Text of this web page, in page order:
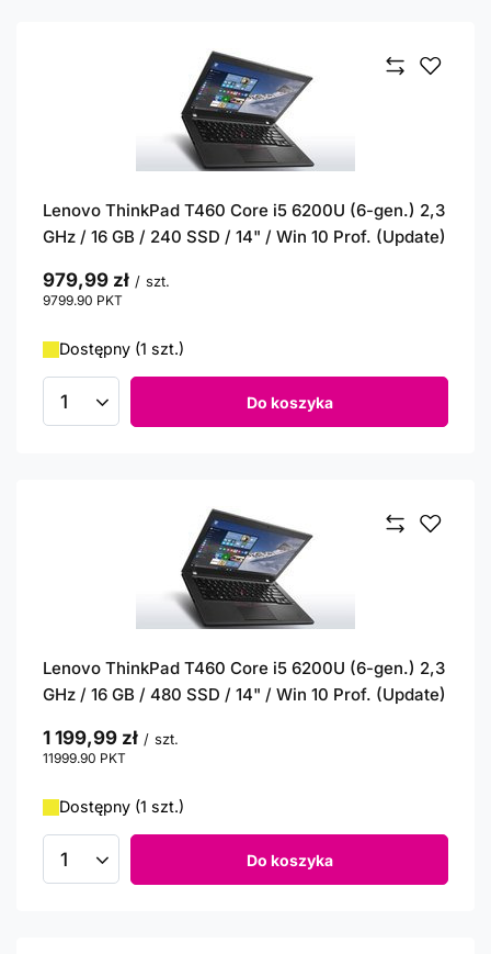
Lenovo ThinkPad T460 Core i5 6200U (6-gen.) 2,3
GHz / 16 GB / 240 SSD / 14" / Win 10 Prof. (Update)
979,99 zł / szt.
9799.90 PKT
Dostępny (1 szt.)
Ilość produktów Do koszyka
Lenovo ThinkPad T460 Core i5 6200U (6-gen.) 2,3
GHz / 16 GB / 480 SSD / 14" / Win 10 Prof. (Update)
1 199,99 zł / szt.
11999.90 PKT
Dostępny (1 szt.)
Ilość produktów Do koszyka